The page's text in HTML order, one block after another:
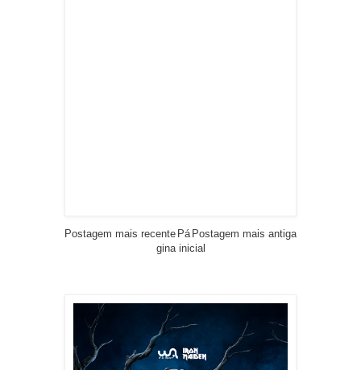
Postagem mais recente Postagem mais antiga
Pá
gina inicial